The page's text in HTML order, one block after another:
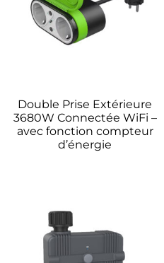
Double Prise Extérieure
3680W Connectée WiFi –
avec fonction compteur
d’énergie